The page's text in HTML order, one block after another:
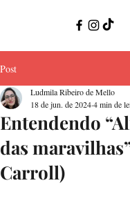
Post
Entendendo
das
Carroll)
Ludmila Ribeiro de Mello
18 de jun. de 20244 min de